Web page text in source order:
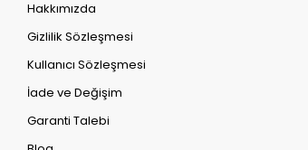
Hakkımızda
Gizlilik Sözleşmesi
Kullanıcı Sözleşmesi
İade ve Değişim
Garanti Talebi